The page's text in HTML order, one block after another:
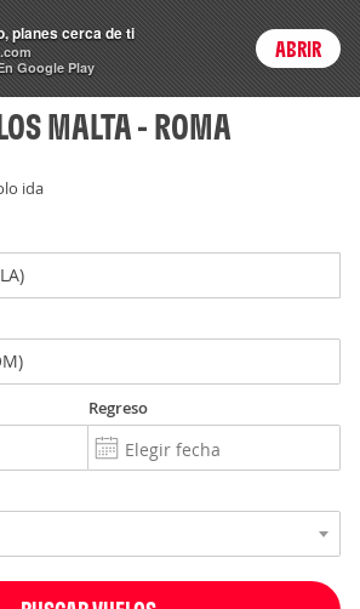
Login
MALTA - ROMA
ida
Regreso
planes cerca de ti
Google Play
ABRIR